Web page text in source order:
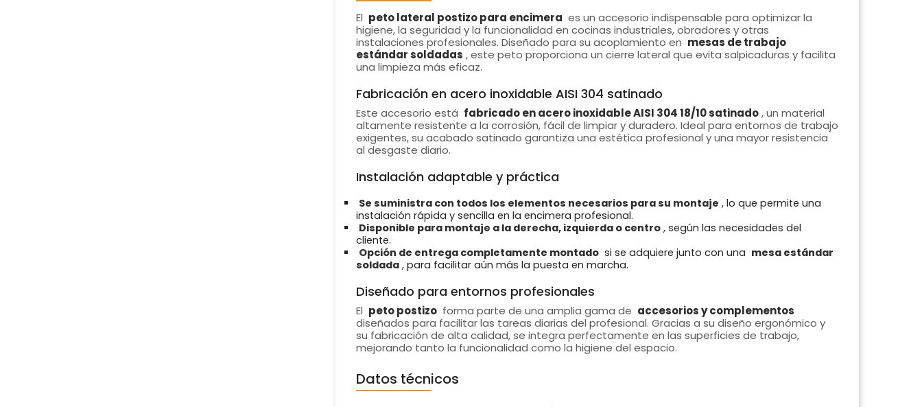
El peto lateral postizo para encimera es un accesorio indispensable para optimizar la
higiene, la seguridad y la funcionalidad en cocinas industriales, obradores y otras
instalaciones profesionales. Diseñado para su acoplamiento en mesas de trabajo
estándar soldadas , este peto proporciona un cierre lateral que evita salpicaduras y facilita
una limpieza más eficaz.
Fabricación en acero inoxidable AISI 304 satinado
Este accesorio está fabricado en acero inoxidable AISI 304 18/10 satinado , un material
altamente resistente a la corrosión, fácil de limpiar y duradero. Ideal para entornos de trabajo
exigentes, su acabado satinado garantiza una estética profesional y una mayor resistencia
al desgaste diario.
Instalación adaptable y práctica
Se suministra con todos los elementos necesarios para su montaje , lo que permite una
instalación rápida y sencilla en la encimera profesional.
Disponible para montaje a la derecha, izquierda o centro , según las necesidades del
cliente.
Opción de entrega completamente montado si se adquiere junto con una mesa estándar
soldada , para facilitar aún más la puesta en marcha.
Diseñado para entornos profesionales
El peto postizo forma parte de una amplia gama de accesorios y complementos
diseñados para facilitar las tareas diarias del profesional. Gracias a su diseño ergonómico y
su fabricación de alta calidad, se integra perfectamente en las superficies de trabajo,
mejorando tanto la funcionalidad como la higiene del espacio.
Datos técnicos